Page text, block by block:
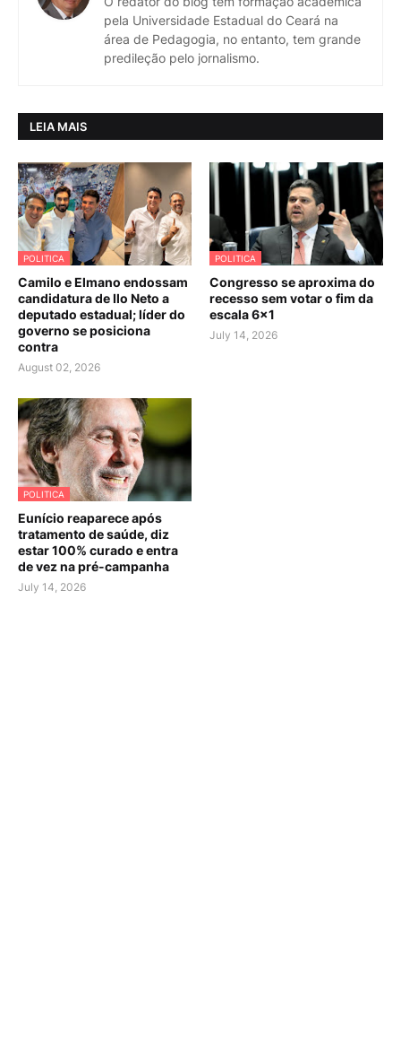
pela Universidade Estadual do Ceará na
área de Pedagogia, no entanto, tem grande
predileção pelo jornalismo.
LEIA MAIS
POLITICA
Camilo e Elmano endossam
candidatura de Ilo Neto a
deputado estadual; líder do
governo se posiciona
contra
August 02, 2026
POLITICA
Congresso se aproxima do
recesso sem votar o fim da
escala 6×1
July 14, 2026
POLITICA
Eunício reaparece após
tratamento de saúde, diz
estar 100% curado e entra
de vez na pré-campanha
July 14, 2026